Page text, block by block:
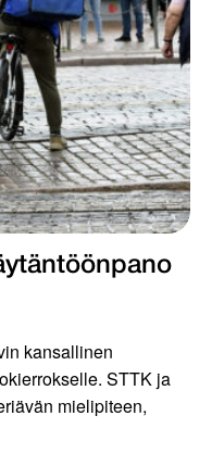
kansallinen
STTK ja
mielipiteen,